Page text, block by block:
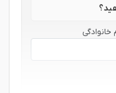
خانوادگی